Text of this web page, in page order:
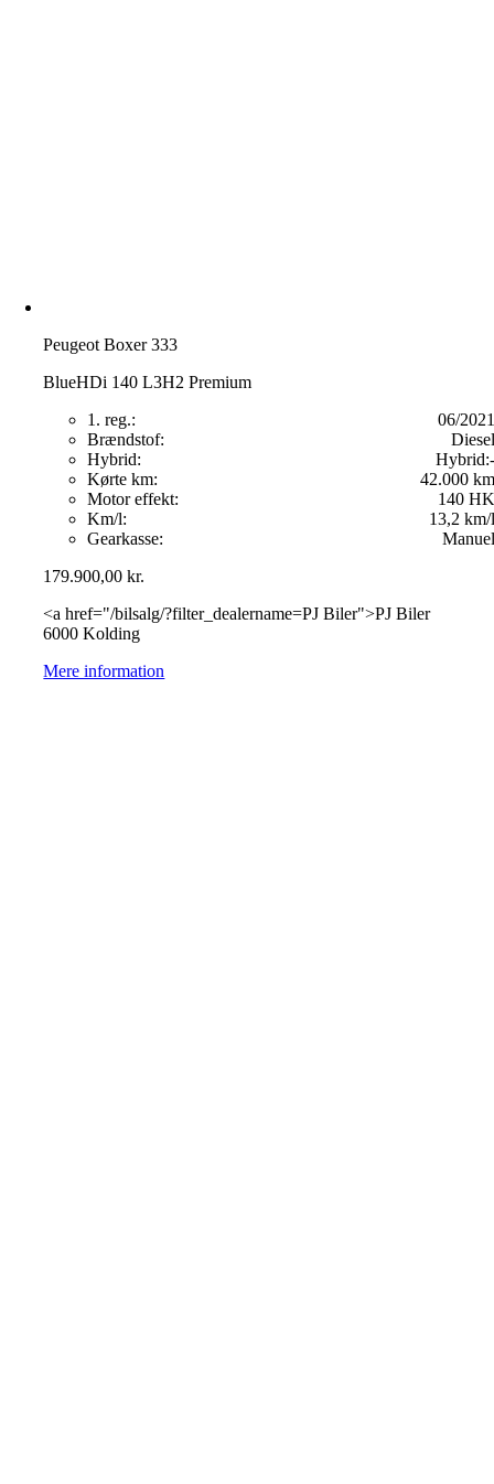
Peugeot Boxer 333
BlueHDi 140 L3H2 Premium
1. reg.:
06/2021
Brændstof:
Diesel
Hybrid:
Hybrid:-
Kørte km:
42.000 km
Motor effekt:
140 HK
Km/l:
13,2 km/l
Gearkasse:
Manuel
179.900,00kr.
<a href="/bilsalg/?filter_dealername=PJ Biler">PJ Biler
6000 Kolding
Mere information